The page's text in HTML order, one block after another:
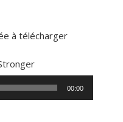
à télécharger
00:00